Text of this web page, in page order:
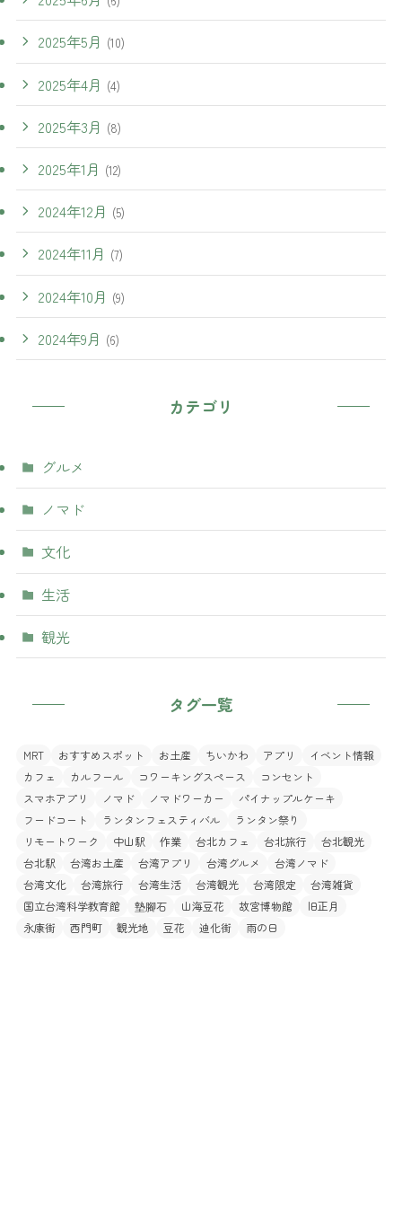
2025年5月 (10)
2025年4月 (4)
2025年3月 (8)
2025年1月 (12)
2024年12月 (5)
2024年11月 (7)
2024年10月 (9)
2024年9月 (6)
カテゴリ
グルメ
ノマド
文化
生活
観光
タグ一覧
MRT おすすめスポット お土産 ちいかわ アプリ
イベント情報
カフェ
カルフール コワーキングスペース
コンセント
スマホアプリ
ノマド ノマドワーカー
パイナップルケーキ
フードコート
ランタンフェスティバル
ランタン祭り
リモートワーク
中山駅 作業 台北カフェ 台北旅行
台北観光
台北駅
台湾お土産 台湾アプリ 台湾グルメ
台湾ノマド
台湾文化
台湾旅行 台湾生活 台湾観光 台湾限定
台湾雑貨
国立台湾科学教育館
墊腳石 山海豆花 故宮博物館
旧正月
永康街
西門町 観光地 豆花 迪化街 雨の日